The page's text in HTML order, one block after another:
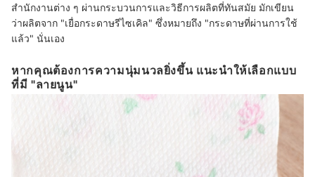
สำนักงานต่าง ๆ ผ่านกระบวนการและวิธีการผลิตที่ทันสมัย มักเขียน
ว่าผลิตจาก "เยื่อกระดาษรีไซเคิล" ซึ่งหมายถึง "กระดาษที่ผ่านการใช้
แล้ว" นั่นเอง
หากคุณต้องการความนุ่มนวลยิ่งขึ้น แนะนำให้เลือกแบบ
ที่มี "ลายนูน"